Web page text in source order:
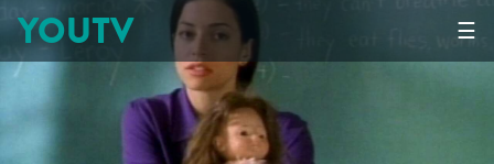
☰
YOUTV